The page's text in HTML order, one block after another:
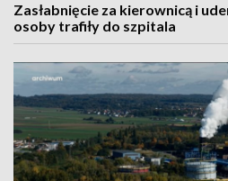
Zasłabnięcie za kierownicą i
osoby trafiły do szpitala